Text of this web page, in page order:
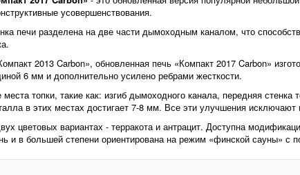
усовершенствования.
печи разделена на две части дымоходным каналом, что
2013 Carbon», обновленная печь «Компакт 2017 Carbon»
6 мм и дополнительно усилено ребрами жесткости.
топки, такие как: изгиб дымоходного канала, передняя
в этих местах достигает 7-8 мм. Все эти улучшения
цветовых вариантах - терракота и антрацит. Доступна
и в большей степени ориентирована на режим «финской сауны» с